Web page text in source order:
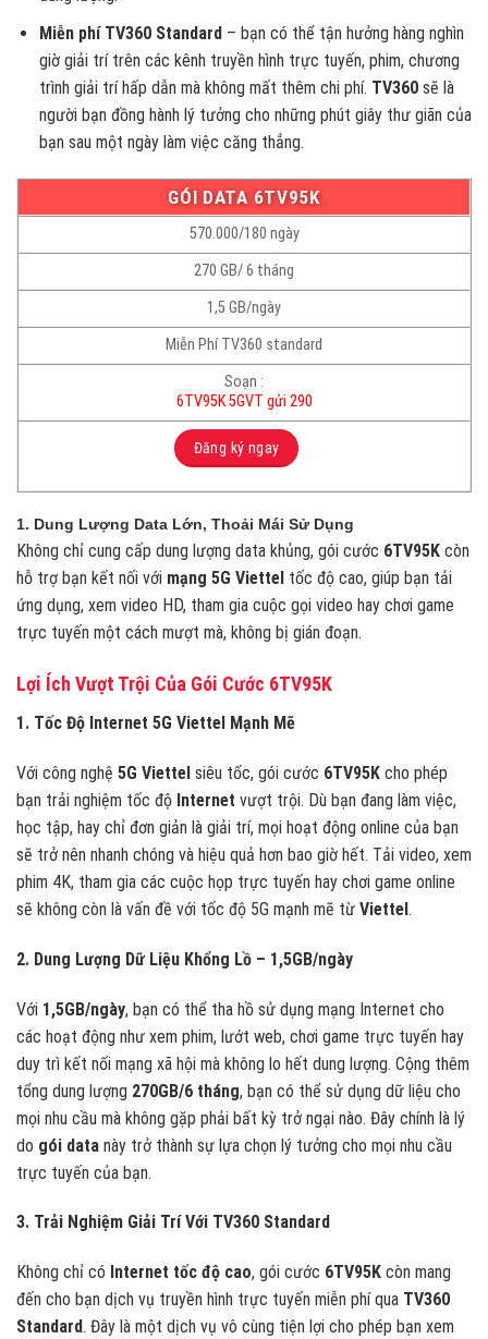
Miễn phí TV360 Standard– bạn có thể tận hưởng hàng nghìn
giờ giải trí trên các kênh truyền hình trực tuyến, phim, chương
trình giải trí hấp dẫn mà không mất thêm chi phí. TV360sẽ là
người bạn đồng hành lý tưởng cho những phút giây thư giãn của
bạn sau một ngày làm việc căng thẳng.
GÓI DATA 6TV95K
570.000/180 ngày
270 GB/ 6 tháng
1,5 GB/ngày
Miễn Phí TV360 standard
Soạn :
6TV95K 5GVT gửi 290
Đăng ký ngay
1. Dung Lượng Data Lớn, Thoải Mái Sử Dụng
Không chỉ cung cấp dung lượng data khủng, gói cước 6TV95K còn
hỗ trợ bạn kết nối với mạng 5G Viettel tốc độ cao, giúp bạn tải
ứng dụng, xem video HD, tham gia cuộc gọi video hay chơi game
trực tuyến một cách mượt mà, không bị gián đoạn.
Lợi Ích Vượt Trội Của Gói Cước 6TV95K
1. Tốc Độ Internet 5G Viettel Mạnh Mẽ
Với công nghệ 5G Viettel siêu tốc, gói cước 6TV95K cho phép
bạn trải nghiệm tốc độ Internet vượt trội. Dù bạn đang làm việc,
học tập, hay chỉ đơn giản là giải trí, mọi hoạt động online của bạn
sẽ trở nên nhanh chóng và hiệu quả hơn bao giờ hết. Tải video, xem
phim 4K, tham gia các cuộc họp trực tuyến hay chơi game online
sẽ không còn là vấn đề với tốc độ 5G mạnh mẽ từ Viettel.
2. Dung Lượng Dữ Liệu Khổng Lồ – 1,5GB/ngày
Với 1,5GB/ngày, bạn có thể tha hồ sử dụng mạng Internet cho
các hoạt động như xem phim, lướt web, chơi game trực tuyến hay
duy trì kết nối mạng xã hội mà không lo hết dung lượng. Cộng thêm
tổng dung lượng 270GB/6 tháng, bạn có thể sử dụng dữ liệu cho
mọi nhu cầu mà không gặp phải bất kỳ trở ngại nào. Đây chính là lý
do gói data này trở thành sự lựa chọn lý tưởng cho mọi nhu cầu
trực tuyến của bạn.
3. Trải Nghiệm Giải Trí Với TV360 Standard
Không chỉ có Internet tốc độ cao, gói cước 6TV95K còn mang
đến cho bạn dịch vụ truyền hình trực tuyến miễn phí qua TV360
Standard. Đây là một dịch vụ vô cùng tiện lợi cho phép bạn xem